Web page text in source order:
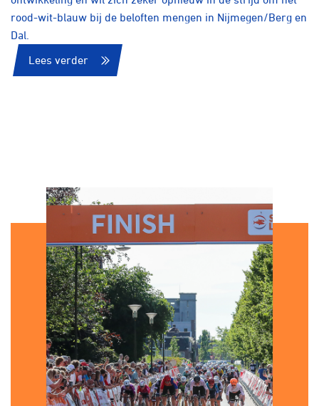
rood-wit-blauw bij de beloften mengen in Nijmegen/Berg en
Dal.
Lees verder